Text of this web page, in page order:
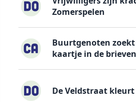
Zomerspelen
Buurtgenoten
kaartje in de
De Veldstraat kleurt